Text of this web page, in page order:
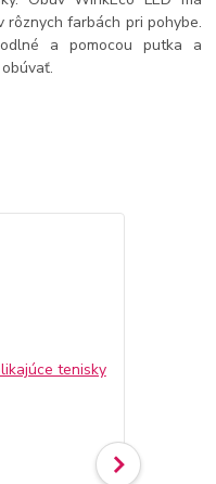
rôznych farbách pri pohybe.
a pomocou putka a